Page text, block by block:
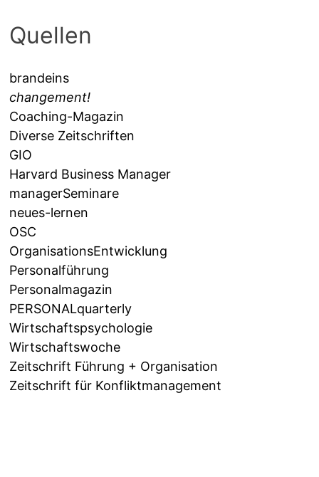
Quellen
brandeins
changement!
Coaching-Magazin
Diverse Zeitschriften
GIO
Harvard Business Manager
managerSeminare
neues-lernen
OSC
OrganisationsEntwicklung
Personalführung
Personalmagazin
PERSONALquarterly
Wirtschaftspsychologie
Wirtschaftswoche
Zeitschrift Führung + Organisation
Zeitschrift für Konfliktmanagement